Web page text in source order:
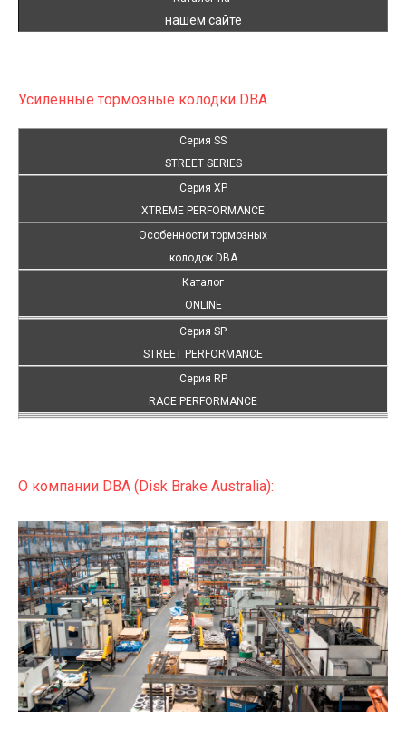
нашем сайте
Усиленные тормозные колодки DBA
Серия SS
STREET SERIES
Серия XP
XTREME PERFORMANCE
Особенности тормозных
колодок DBA
Каталог
ONLINE
Серия SP
STREET PERFORMANCE
Серия RP
RACE PERFORMANCE
О компании DBA (Disk Brake Australia):